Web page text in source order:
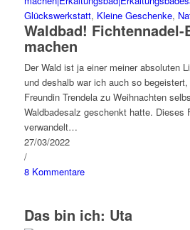
Glückswerkstatt, Kleine Geschenke,
Waldbad! Fichtennadel-
machen
Der Wald ist ja einer meiner absoluten
und deshalb war ich auch so
Freundin Trendela zu Weihnachten
Waldbadesalz geschenkt hatte. Dieses
verwandelt…
27/03/2022
/
8 Kommentare
Das bin ich: Uta